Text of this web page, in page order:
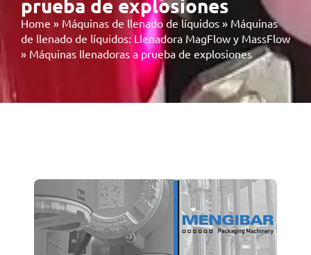
prueba de explosiones
Home » Máquinas de llenado de líquidos » Máquinas
de llenado de líquidos: Llenadora MagFlow y MassFlow
» Máquinas llenadoras a prueba de explosiones